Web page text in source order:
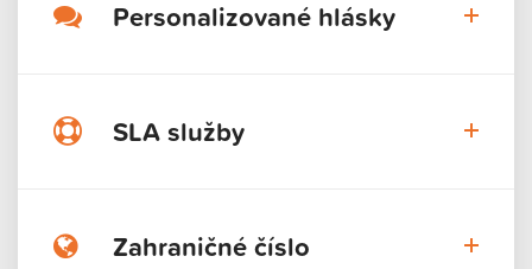
Personalizované hlásky
SLA služby
Zahraničné číslo